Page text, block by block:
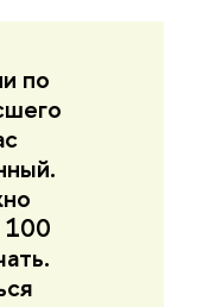
по
100